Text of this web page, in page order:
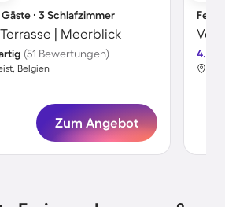
∙ 3 Schlafzimmer
| Meerblick
(51 Bewertungen)
Belgien
Zum Angebot
4.5